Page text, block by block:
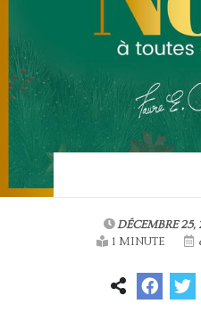
DÉCEMBRE 25,
1 MINUTE